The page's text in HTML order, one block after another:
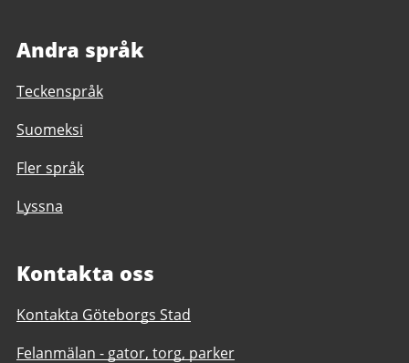
Andra språk
Teckenspråk
Suomeksi
Fler språk
Lyssna
Kontakta oss
Kontakta Göteborgs Stad
Felanmälan - gator, torg, parker